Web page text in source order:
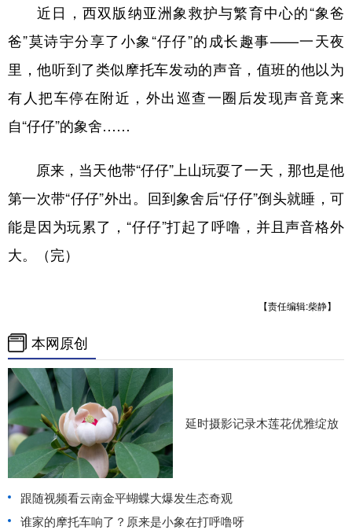
近日，西双版纳亚洲象救护与繁育中心的“象爸
爸”莫诗宇分享了小象“仔仔”的成长趣事——一天夜
里，他听到了类似摩托车发动的声音，值班的他以为
有人把车停在附近，外出巡查一圈后发现声音竟来
自“仔仔”的象舍……
原来，当天他带“仔仔”上山玩耍了一天，那也是他
第一次带“仔仔”外出。回到象舍后“仔仔”倒头就睡，可
能是因为玩累了，“仔仔”打起了呼噜，并且声音格外
大。（完）
【责任编辑:柴静】
本网原创
延时摄影记录木莲花优雅绽放
跟随视频看云南金平蝴蝶大爆发生态奇观
谁家的摩托车响了？原来是小象在打呼噜呀